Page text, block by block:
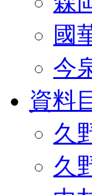
國
今
資料
久
久